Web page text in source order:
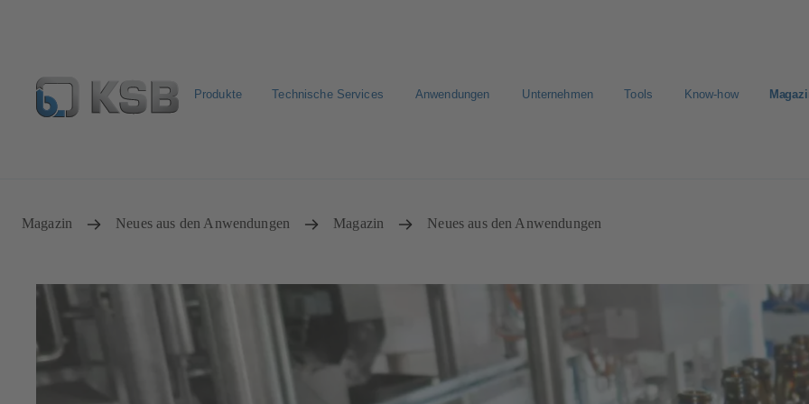
Produkte Technische Services Anwendungen Unternehmen Tools Know-how
Magazin Neues aus den Anwendungen Magazin Neues aus den Anwendungen